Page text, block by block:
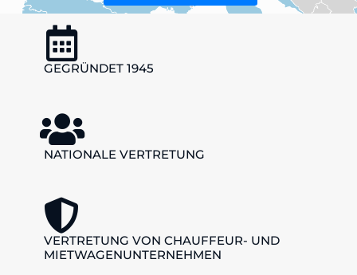
GEGRÜNDET 1945
NATIONALE VERTRETUNG
VERTRETUNG VON CHAUFFEUR- UND
MIETWAGENUNTERNEHMEN